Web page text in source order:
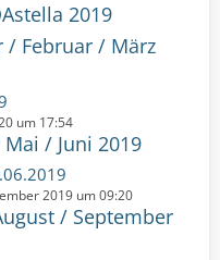
2019
/ Februar / März
um 17:54
/ Juni 2019
2019 um 09:20
/ September